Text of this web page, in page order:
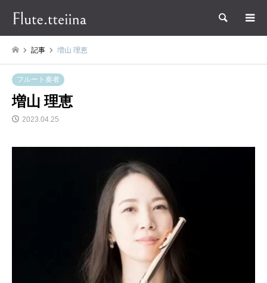
検索
記事 増山 理恵
フルート奏者
増山 理恵
2023.04.25